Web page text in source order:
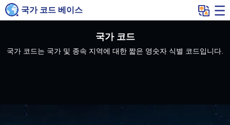
국가 코드 베이스
국가 코드
국가 코드는 국가 및 종속 지역에 대한 짧은 영숫자 식별 코드입니다.